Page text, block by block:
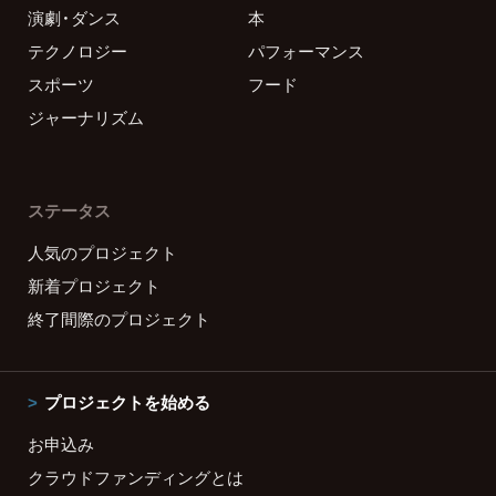
演劇・ダンス
本
テクノロジー
パフォーマンス
スポーツ
フード
ジャーナリズム
ステータス
人気のプロジェクト
新着プロジェクト
終了間際のプロジェクト
プロジェクトを始める
お申込み
クラウドファンディングとは